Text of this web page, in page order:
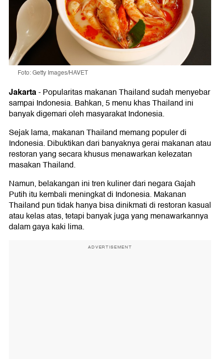
Foto: Getty Images/HAVET
Jakarta-Popularitas makanan Thailand sudah menyebar
sampai Indonesia. Bahkan, 5 menu khas Thailand ini
banyak digemari oleh masyarakat Indonesia.
Sejak lama, makanan Thailand memang populer di
Indonesia. Dibuktikan dari banyaknya gerai makanan atau
restoran yang secara khusus menawarkan kelezatan
masakan Thailand.
Namun, belakangan ini tren kuliner dari negara Gajah
Putih itu kembali meningkat di Indonesia. Makanan
Thailand pun tidak hanya bisa dinikmati di restoran kasual
atau kelas atas, tetapi banyak juga yang menawarkannya
dalam gaya kaki lima.
ADVERTISEMENT